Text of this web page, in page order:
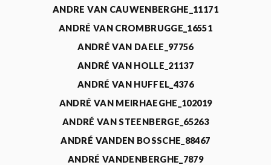
ANDRE VAN CAUWENBERGHE_11171
ANDRÉ VAN CROMBRUGGE_16551
ANDRÉ VAN DAELE_97756
ANDRÉ VAN HOLLE_21137
ANDRÉ VAN HUFFEL_4376
ANDRÉ VAN MEIRHAEGHE_102019
ANDRÉ VAN STEENBERGE_65263
ANDRÉ VANDEN BOSSCHE_88467
ANDRÉ VANDENBERGHE_7879